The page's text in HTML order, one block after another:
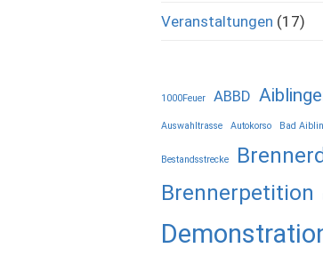
Veranstaltungen (17)
1000Feuer ABBD
Auswahltrasse Autokorso Bad
Bestandsstrecke
Brennerpetition